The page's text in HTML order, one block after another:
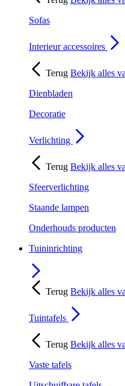
Sofas
Interieur accessoires
Terug Bekijk alles
Dienbladen
Decoratie
Verlichting
Terug Bekijk alles
Sfeerverlichting
Staande lampen
Onderhouds producten
Tuininrichting
Terug Bekijk alles
Tuintafels
Terug Bekijk alles
Vaste tafels